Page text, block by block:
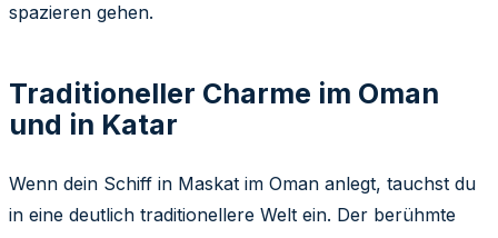
spazieren gehen.
Traditioneller Charme im Oman
und in Katar
Wenn dein Schiff in Maskat im Oman anlegt, tauchst du
in eine deutlich traditionellere Welt ein. Der berühmte